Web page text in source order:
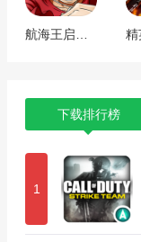
下载排行榜
1